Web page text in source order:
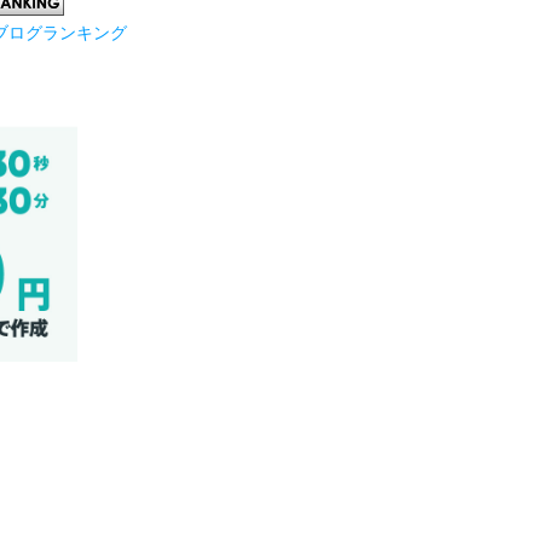
ログランキング